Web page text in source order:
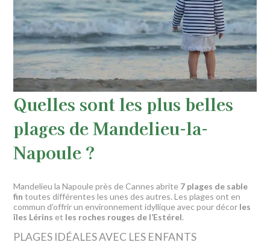
Quelles sont les plus belles
plages de Mandelieu-la-
Napoule ?
Mandelieu la Napoule près de Cannes abrite 7 plages de sable
fin toutes différentes les unes des autres. Les plages ont en
commun d’offrir un environnement idyllique avec pour décor les
îles Lérins et les roches rouges de l’Estérel.
PLAGES IDÉALES AVEC LES ENFANTS